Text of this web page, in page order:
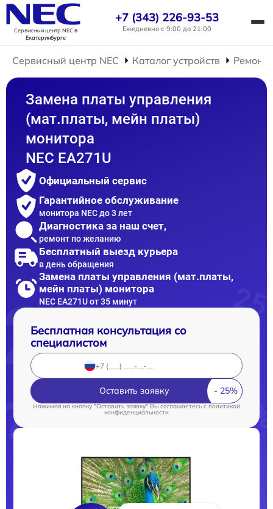
Сервисный центр NECв
Екатеринбурге
+7 (343) 226-93-53
Ежедневно с 9:00 до 21:00
Сервисный центр NEC Каталог устройств Ремонт
Замена платы управления
(мат.платы, мейн платы)
монитора
NEC EA271U
Официальный сервис
Гарантийное обслуживание
монитора NEC до 3 лет
Диагностика за наш счет,
ремонт по желанию
Бесплатный выезд курьера
в день обращения
Замена платы управления (мат.платы,
мейн платы) монитора
NEC EA271U от 35 минут
Бесплатная консультация со
специалистом
Оставить заявку
Нажимая на кнопку "Оставить заявку" Вы соглашаетесь cполитикой
конфиденциальности